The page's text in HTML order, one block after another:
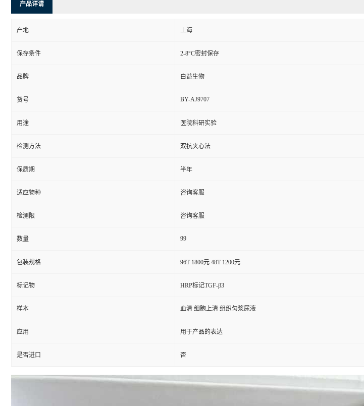
产品详请
产地 上海
保存条件 2-8°C密封保存
品牌 白益生物
货号 BY-AJ9707
用途 医院科研实验
检测方法 双抗夹心法
保质期 半年
适应物种 咨询客服
检测限 咨询客服
数量 99
包装规格 96T 1800元 48T 1200元
标记物 HRP标记TGF-β3
样本 血清 细胞上清 组织匀浆尿液
应用 用于产品的表达
是否进口 否